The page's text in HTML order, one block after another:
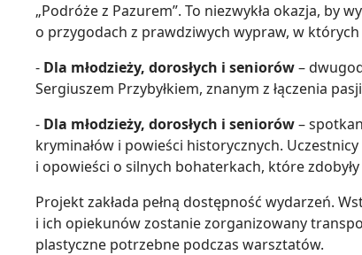
„Podróże z Pazurem”. To niezwykła okazja, by
o przygodach z prawdziwych wypraw, w
- Dla młodzieży, dorosłych i seniorów–
Sergiuszem Przybyłkiem, znanym z łączenia
- Dla młodzieży, dorosłych i seniorów–
kryminałów i powieści historycznych.
i opowieści o silnych bohaterkach, które
Projekt zakłada pełną dostępność wydarzeń.
i ich opiekunów zostanie zorganizowany
plastyczne potrzebne podczas warsztatów.